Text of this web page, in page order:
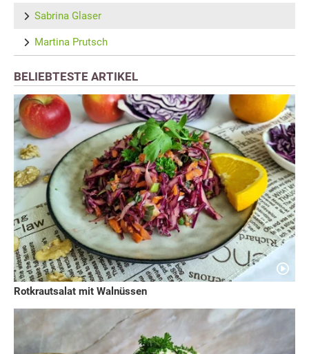
Sabrina Glaser
Martina Prutsch
BELIEBTESTE ARTIKEL
Rotkrautsalat mit Walnüssen